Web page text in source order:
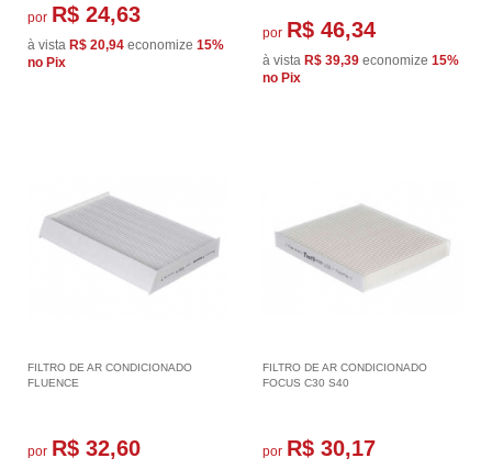
por R$ 24,63
à vista R$ 20,94 economize 15%
no Pix
por R$ 46,34
à vista R$ 39,39 economize 15%
no Pix
FILTRO DE AR CONDICIONADO
FLUENCE
por R$ 32,60
FILTRO DE AR CONDICIONADO
FOCUS C30 S40
por R$ 30,17